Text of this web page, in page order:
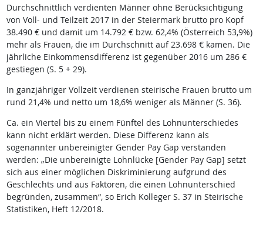
Durchschnittlich verdienten Männer ohne Berücksichtigung
von Voll- und Teilzeit 2017 in der Steiermark brutto pro Kopf
38.490 € und damit um 14.792 € bzw. 62,4% (Österreich 53,9%)
mehr als Frauen, die im Durchschnitt auf 23.698 € kamen. Die
jährliche Einkommensdifferenz ist gegenüber 2016 um 286 €
gestiegen (S. 5 + 29).
In ganzjähriger Vollzeit verdienen steirische Frauen brutto um
rund 21,4% und netto um 18,6% weniger als Männer (S. 36).
Ca. ein Viertel bis zu einem Fünftel des Lohnunterschiedes
kann nicht erklärt werden. Diese Differenz kann als
sogenannter unbereinigter Gender Pay Gap verstanden
werden: „Die unbereinigte Lohnlücke [Gender Pay Gap] setzt
sich aus einer möglichen Diskriminierung aufgrund des
Geschlechts und aus Faktoren, die einen Lohnunterschied
begründen, zusammen“, so Erich Kolleger S. 37 in Steirische
Statistiken, Heft 12/2018.